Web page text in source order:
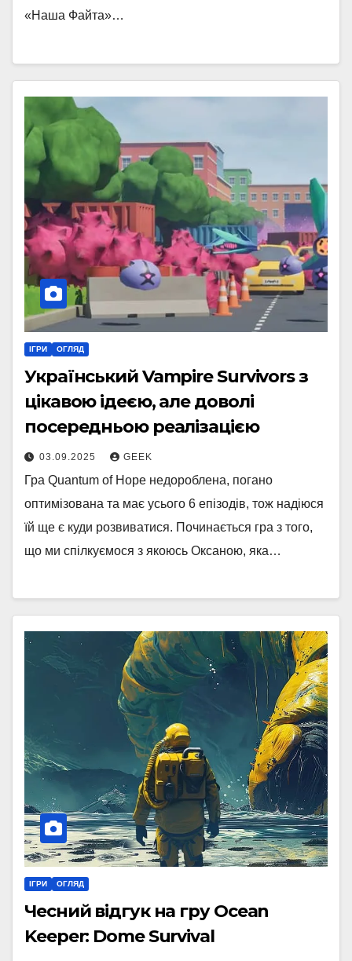
«Наша Файта»…
ІГРИ ОГЛЯД
Український Vampire Survivors з
цікавою ідеєю, але доволі
посередньою реалізацією
03.09.2025 GEEK
Гра Quantum of Hope недороблена, погано
оптимізована та має усього 6 епізодів, тож надіюся
їй ще є куди розвиватися. Починається гра з того,
що ми спілкуємося з якоюсь Оксаною, яка…
ІГРИ ОГЛЯД
Чесний відгук на гру Ocean
Keeper: Dome Survival